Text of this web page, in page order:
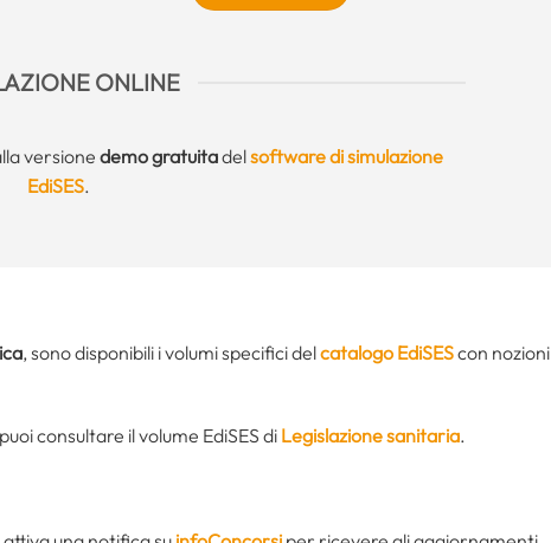
ONLINE
versione demo gratuitadelsoftware di simulazione
EdiSES.
, sono disponibili i volumi specifici delcatalogo EdiSEScon nozioni
consultare il volume EdiSES di Legislazione sanitaria.